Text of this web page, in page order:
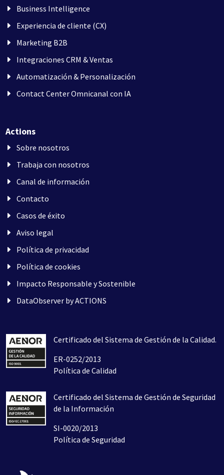
Business Intelligence
Experiencia de cliente (CX)
Marketing B2B
Integraciones CRM & Ventas
Automatización & Personalización
Contact Center Omnicanal con IA
Actions
Sobre nosotros
Trabaja con nosotros
Canal de información
Contacto
Casos de éxito
Aviso legal
Política de privacidad
Política de cookies
Impacto Responsable y Sostenible
DataObserver by ACTIONS
Certificado del Sistema de Gestión de la Calidad.
ER-0252/2013
Política de Calidad
Certificado del Sistema de Gestión de Seguridad
de la Información
SI-0020/2013
Política de Seguridad